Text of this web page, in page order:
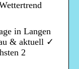
in Langen
& aktuell ✓
2